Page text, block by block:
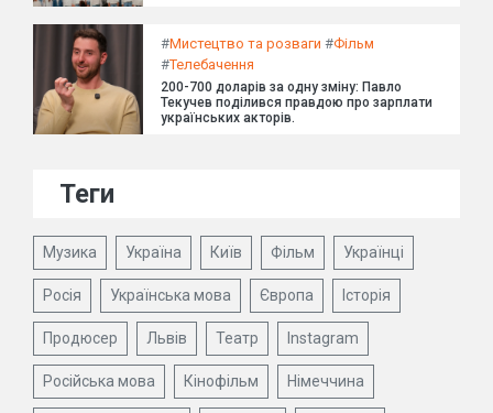
#Мистецтво та розваги #Фільм
#Телебачення
200-700 доларів за одну зміну: Павло
Текучев поділився правдою про зарплати
українських акторів.
Теги
Музика Україна Київ Фільм Українці
Росія Українська мова Європа Історія
Продюсер Львів Театр Instagram
Російська мова Кінофільм Німеччина